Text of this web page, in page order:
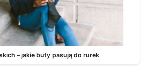
– jakie buty pasują do rurek